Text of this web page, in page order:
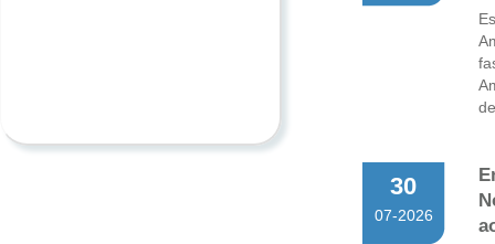
30
07-2026